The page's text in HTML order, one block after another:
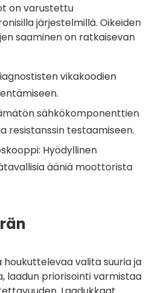
on varustettu
järjestelmillä. Oikeiden
saaminen on ratkaisevan
vikakoodien
sähkökomponenttien
resistanssin testaamiseen.
Hyödyllinen
ääniä moottorista
valita suuria ja
laadun priorisointi varmistaa